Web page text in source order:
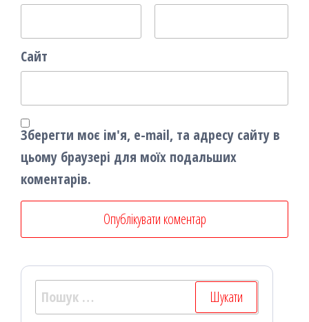
Сайт
Зберегти моє ім'я, e-mail, та адресу сайту в
цьому браузері для моїх подальших
коментарів.
Пошук: